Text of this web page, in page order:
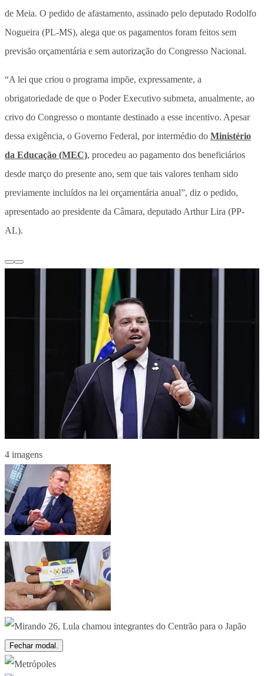
de Meia. O pedido de afastamento, assinado pelo deputado Rodolfo
Nogueira (PL-MS), alega que os pagamentos foram feitos sem
previsão orçamentária e sem autorização do Congresso Nacional.
“A lei que criou o programa impõe, expressamente, a
obrigatoriedade de que o Poder Executivo submeta, anualmente, ao
crivo do Congresso o montante destinado a esse incentivo. Apesar
dessa exigência, o Governo Federal, por intermédio do Ministério
da Educação (MEC), procedeu ao pagamento dos beneficiários
desde março do presente ano, sem que tais valores tenham sido
previamente incluídos na lei orçamentária anual”, diz o pedido,
apresentado ao presidente da Câmara, deputado Arthur Lira (PP-
AL).
4 imagens
Fechar modal.